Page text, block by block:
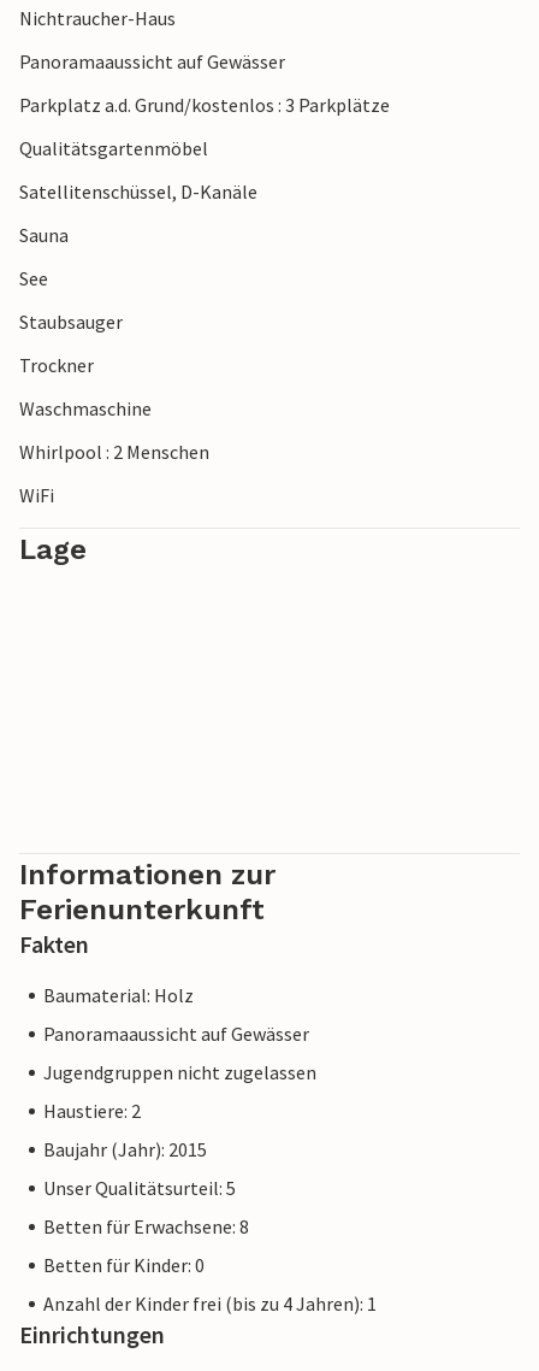
Nichtraucher-Haus
Panoramaaussicht auf Gewässer
Parkplatz a.d. Grund/kostenlos : 3 Parkplätze
Qualitätsgartenmöbel
Satellitenschüssel, D-Kanäle
Sauna
See
Staubsauger
Trockner
Waschmaschine
Whirlpool : 2 Menschen
WiFi
Lage
Informationen zur
Ferienunterkunft
Fakten
Baumaterial: Holz
Panoramaaussicht auf Gewässer
Jugendgruppen nicht zugelassen
Haustiere: 2
Baujahr (Jahr): 2015
Unser Qualitätsurteil: 5
Betten für Erwachsene: 8
Betten für Kinder: 0
Anzahl der Kinder frei (bis zu 4 Jahren): 1
Einrichtungen